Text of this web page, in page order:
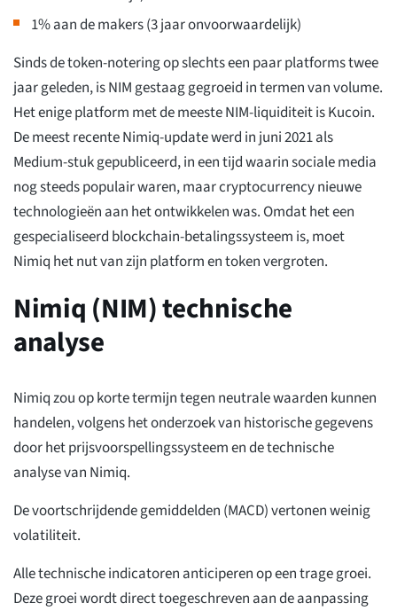
1% aan de makers (3 jaar onvoorwaardelijk)
Sinds de token-notering op slechts een paar platforms twee
jaar geleden, is NIM gestaag gegroeid in termen van volume.
Het enige platform met de meeste NIM-liquiditeit is Kucoin.
De meest recente Nimiq-update werd in juni 2021 als
Medium-stuk gepubliceerd, in een tijd waarin sociale media
nog steeds populair waren, maar cryptocurrency nieuwe
technologieën aan het ontwikkelen was. Omdat het een
gespecialiseerd blockchain-betalingssysteem is, moet
Nimiq het nut van zijn platform en token vergroten.
Nimiq (NIM) technische
analyse
Nimiq zou op korte termijn tegen neutrale waarden kunnen
handelen, volgens het onderzoek van historische gegevens
door het prijsvoorspellingssysteem en de technische
analyse van Nimiq.
De voortschrijdende gemiddelden (MACD) vertonen weinig
volatiliteit.
Alle technische indicatoren anticiperen op een trage groei.
Deze groei wordt direct toegeschreven aan de aanpassing